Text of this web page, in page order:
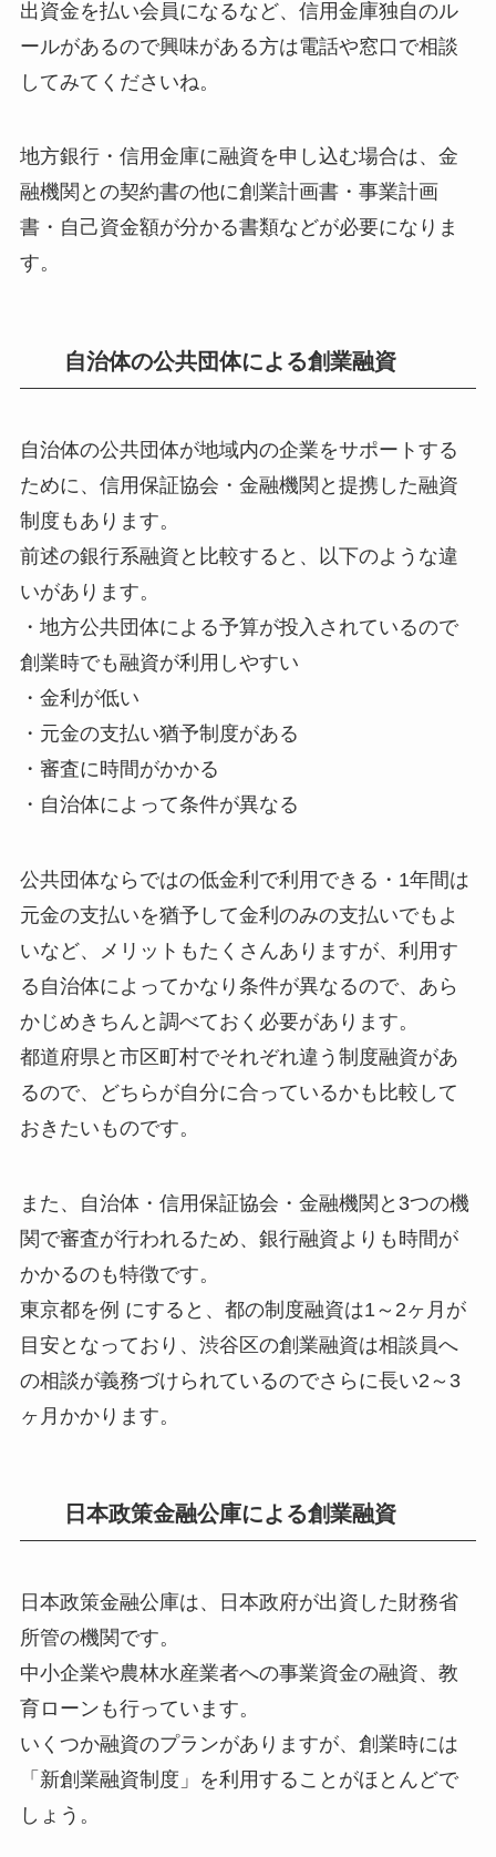
出資金を払い会員になるなど、信用金庫独自のル
ールがあるので興味がある方は電話や窓口で相談
してみてくださいね。
地方銀行・信用金庫に融資を申し込む場合は、金
融機関との契約書の他に創業計画書・事業計画
書・自己資金額が分かる書類などが必要になりま
す。
自治体の公共団体による創業融資
自治体の公共団体が地域内の企業をサポートする
ために、信用保証協会・金融機関と提携した融資
制度もあります。
前述の銀行系融資と比較すると、以下のような違
いがあります。
・地方公共団体による予算が投入されているので
創業時でも融資が利用しやすい
・金利が低い
・元金の支払い猶予制度がある
・審査に時間がかかる
・自治体によって条件が異なる
公共団体ならではの低金利で利用できる・1年間は
元金の支払いを猶予して金利のみの支払いでもよ
いなど、メリットもたくさんありますが、利用す
る自治体によってかなり条件が異なるので、あら
かじめきちんと調べておく必要があります。
都道府県と市区町村でそれぞれ違う制度融資があ
るので、どちらが自分に合っているかも比較して
おきたいものです。
また、自治体・信用保証協会・金融機関と3つの機
関で審査が行われるため、銀行融資よりも時間が
かかるのも特徴です。
東京都を例 にすると、都の制度融資は1～2ヶ月が
目安となっており、渋谷区の創業融資は相談員へ
の相談が義務づけられているのでさらに長い2～3
ヶ月かかります。
日本政策金融公庫による創業融資
日本政策金融公庫は、日本政府が出資した財務省
所管の機関です。
中小企業や農林水産業者への事業資金の融資、教
育ローンも行っています。
いくつか融資のプランがありますが、創業時には
「新創業融資制度」を利用することがほとんどで
しょう。